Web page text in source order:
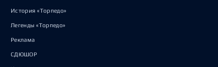
История «Торпедо»
Легенды «Торпедо»
Реклама
СДЮШОР